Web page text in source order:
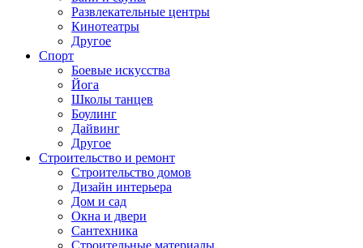
Развлекательные центры
Кинотеатры
Другое
Спорт
Боевые искусства
Йога
Школы танцев
Боулинг
Дайвинг
Другое
Строительство и ремонт
Строительство домов
Дизайн интерьера
Дом и сад
Окна и двери
Сантехника
Строительные материалы